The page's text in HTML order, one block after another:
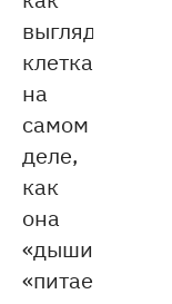
выглядит
клетка
на
самом
деле,
как
она
«дышит»,
«питается»